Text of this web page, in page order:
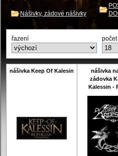
Nášivky, zádové nášivky
řazení počet
nášivka Keep Of Kalesin
nášivka
zádovka
Kalessin -